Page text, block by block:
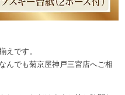
えです。
んでも菊京屋神戸三宮店へご相